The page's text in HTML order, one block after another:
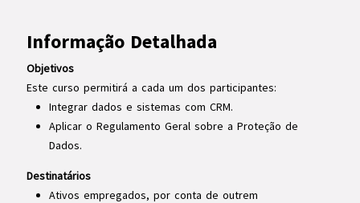
Informação Detalhada
Objetivos
Este curso permitirá a cada um dos participantes:
Integrar dados e sistemas com CRM.
Aplicar o Regulamento Geral sobre a Proteção de
Dados.
Destinatários
Ativos empregados, por conta de outrem